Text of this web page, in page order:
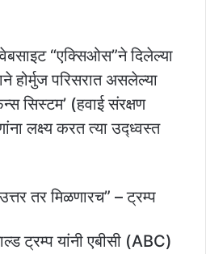
“एक्सिओस”ने दिलेल्या
होर्मुज परिसरात असलेल्या
सिस्टम’ (हवाई संरक्षण
लक्ष्य करत त्या उद्ध्वस्त
तर मिळणारच” – ट्रम्प
ट्रम्प यांनी एबीसी (ABC)